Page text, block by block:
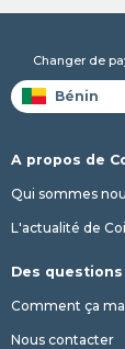
Changer de
A propos de
Qui sommes
L'actualité de
Des questions
Comment ça
Nous contacter